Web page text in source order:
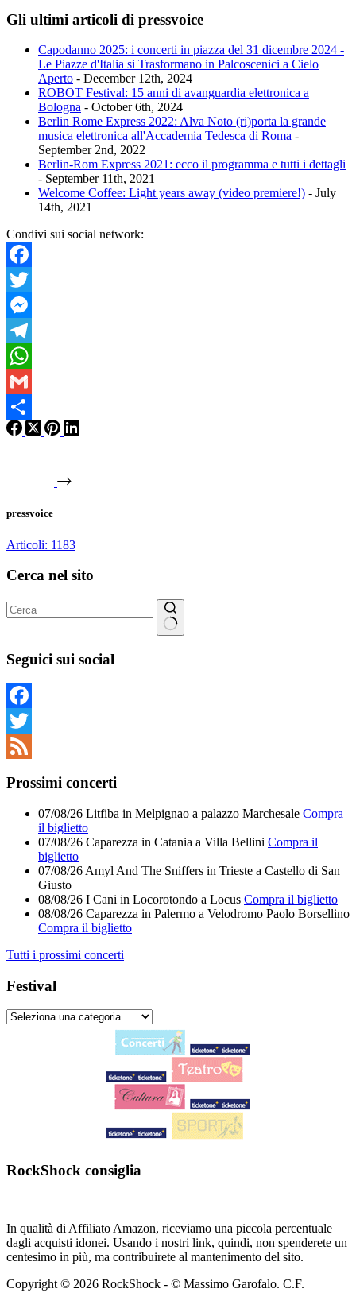
Gli ultimi articoli di pressvoice
Capodanno 2025: i concerti in piazza del 31 dicembre 2024 -
Le Piazze d'Italia si Trasformano in Palcoscenici a Cielo
Aperto - December 12th, 2024
ROBOT Festival: 15 anni di avanguardia elettronica a
Bologna - October 6th, 2024
Berlin Rome Express 2022: Alva Noto (ri)porta la grande
musica elettronica all'Accademia Tedesca di Roma -
September 2nd, 2022
Berlin-Rom Express 2021: ecco il programma e tutti i dettagli
- September 11th, 2021
Welcome Coffee: Light years away (video premiere!) - July
14th, 2021
Condivi sui social network:
Facebook
Twitter
Messenger
Telegram
WhatsApp
Gmail
Condividi
pressvoice
Articoli: 1183
Cerca nel sito
risultato
Seguici sui social
Facebook
Twitter
Prossimi concerti
07/08/26 Litfiba in Melpignao a palazzo Marchesale Compra
il biglietto
07/08/26 Caparezza in Catania a Villa Bellini Compra il
biglietto
07/08/26 Amyl And The Sniffers in Trieste a Castello di San
Giusto
08/08/26 I Cani in Locorotondo a Locus Compra il biglietto
08/08/26 Caparezza in Palermo a Velodromo Paolo Borsellino
Compra il biglietto
Tutti i prossimi concerti
Festival
RockShock consiglia
In qualità di Affiliato Amazon, riceviamo una piccola percentuale
dagli acquisti idonei. Usando i nostri link, quindi, non spenderete un
centesimo in più, ma contribuirete al mantenimento del sito.
Copyright © 2026 RockShock - © Massimo Garofalo. C.F.